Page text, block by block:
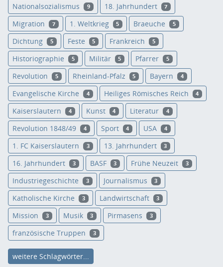
Nationalsozialismus 9 18. Jahrhundert 7
Migration 7 1. Weltkrieg 5 Braeuche 5
Dichtung 5 Feste 5 Frankreich 5
Historiographie 5 Militär 5 Pfarrer 5
Revolution 5 Rheinland-Pfalz 5 Bayern 4
Evangelische Kirche 4 Heiliges Römisches Reich 4
Kaiserslautern 4 Kunst 4 Literatur 4
Revolution 1848/49 4 Sport 4 USA 4
1. FC Kaiserslautern 3 13. Jahrhundert 3
16. Jahrhundert 3 BASF 3 Frühe Neuzeit 3
Industriegeschichte 3 Journalismus 3
Katholische Kirche 3 Landwirtschaft 3
Mission 3 Musik 3 Pirmasens 3
französische Truppen 3
weitere Schlagwörter...